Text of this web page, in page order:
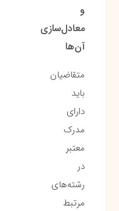
و
معادل‌سازی
آن‌ها
متقاضیان
باید
دارای
مدرک
معتبر
در
رشته‌های
مرتبط